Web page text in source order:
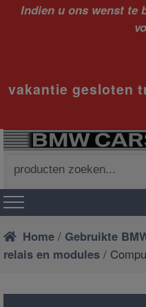
Indien u ons wenst te
vakantie gesloten
naar:
Home / Gebruikte
relais en modules /